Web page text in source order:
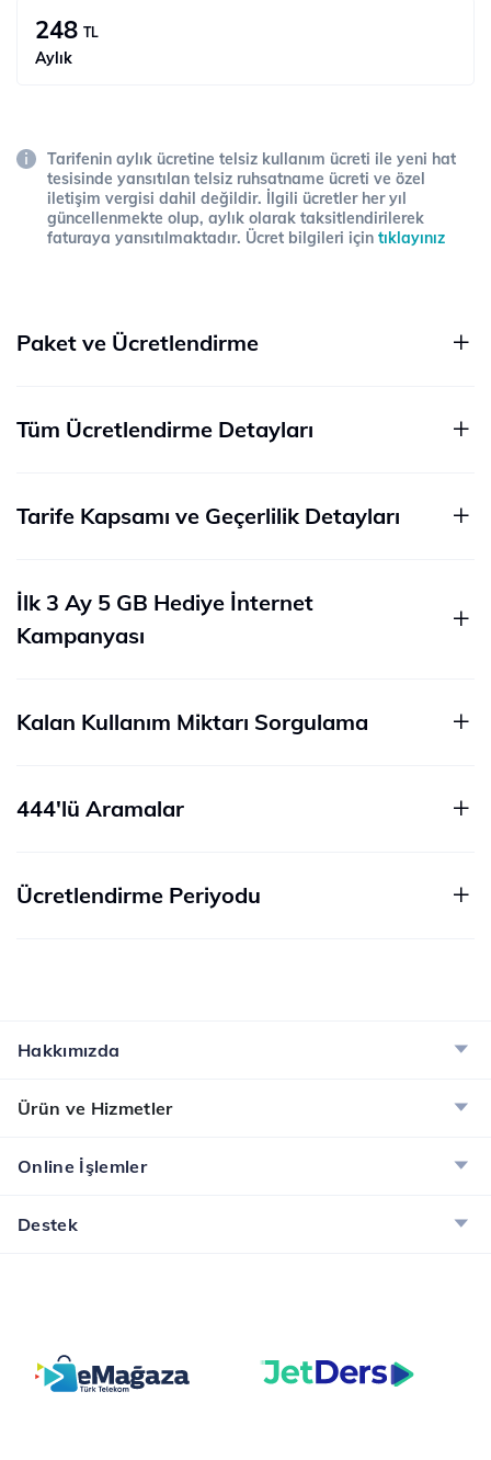
248 TL
Aylık
Tarifenin aylık ücretine telsiz kullanım ücreti ile yeni hat
tesisinde yansıtılan telsiz ruhsatname ücreti ve özel
iletişim vergisi dahil değildir. İlgili ücretler her yıl
güncellenmekte olup, aylık olarak taksitlendirilerek
faturaya yansıtılmaktadır. Ücret bilgileri için tıklayınız
Paket ve Ücretlendirme
Tüm Ücretlendirme Detayları
Tarife Kapsamı ve Geçerlilik Detayları
İlk 3 Ay 5 GB Hediye İnternet
Kampanyası
Kalan Kullanım Miktarı Sorgulama
444'lü Aramalar
Ücretlendirme Periyodu
Hakkımızda
Ürün ve Hizmetler
Online İşlemler
Destek